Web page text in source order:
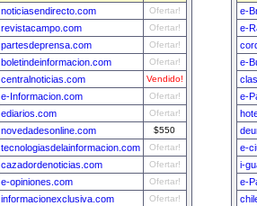
noticiasendirecto.com Ofertar!
revistacampo.com Ofertar!
partesdeprensa.com Ofertar!
boletindeinformacion.com Ofertar!
centralnoticias.com Vendido!
e-Informacion.com Ofertar!
ediarios.com Ofertar!
novedadesonline.com $550
tecnologiasdelainformacion.com Ofertar!
cazadordenoticias.com Ofertar!
e-opiniones.com Ofertar!
informacionexclusiva.com Ofertar!
e-
e-
e-
e-
e-
i-
e-